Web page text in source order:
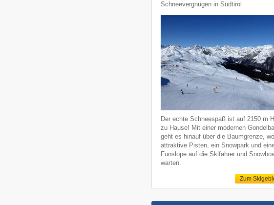
Schneevergnügen in Südtirol
Der echte Schneespaß ist auf 2150 m
zu Hause! Mit einer modernen
geht es hinauf über die Baumgrenze, wo
attraktive Pisten, ein Snowpark und
Funslope auf die Skifahrer und
warten.
Zum